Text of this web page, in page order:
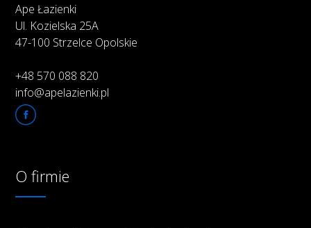
Ape Łazienki
Ul. Kozielska 25A
47-100 Strzelce Opolskie
+48 570 088 820
info@apelazienki.pl
O firmie